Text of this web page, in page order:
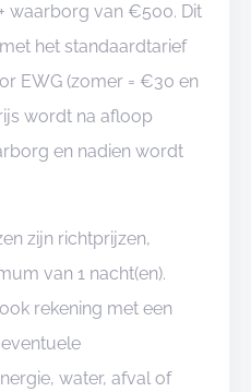
waarborg van €500. Dit
het standaardtarief
EWG (zomer = €30 en
wordt na afloop
en nadien wordt
zijn richtprijzen,
van 1 nacht(en).
rekening met een
water, afval of